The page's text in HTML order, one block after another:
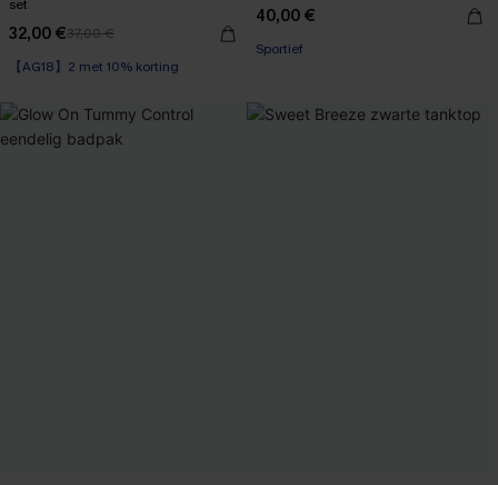
set
32,00 €37,00 €
【AG18】2 met 10% korting
40,00 €
Sportief